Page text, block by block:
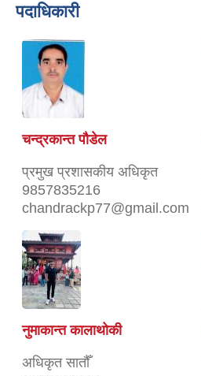
पदाधिकारी
चन्द्रकान्त पौडेल
प्रमुख प्रशासकीय अधिकृत
9857835216
chandrackp77@gmail.com
नुमाकान्त कालाथोकी
अधिकृत सातौँ